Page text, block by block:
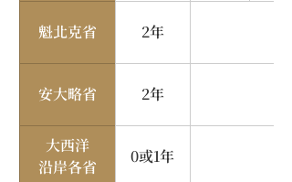
魁北克省 2年
安大略省 2年
大西洋
沿岸各省
0或1年